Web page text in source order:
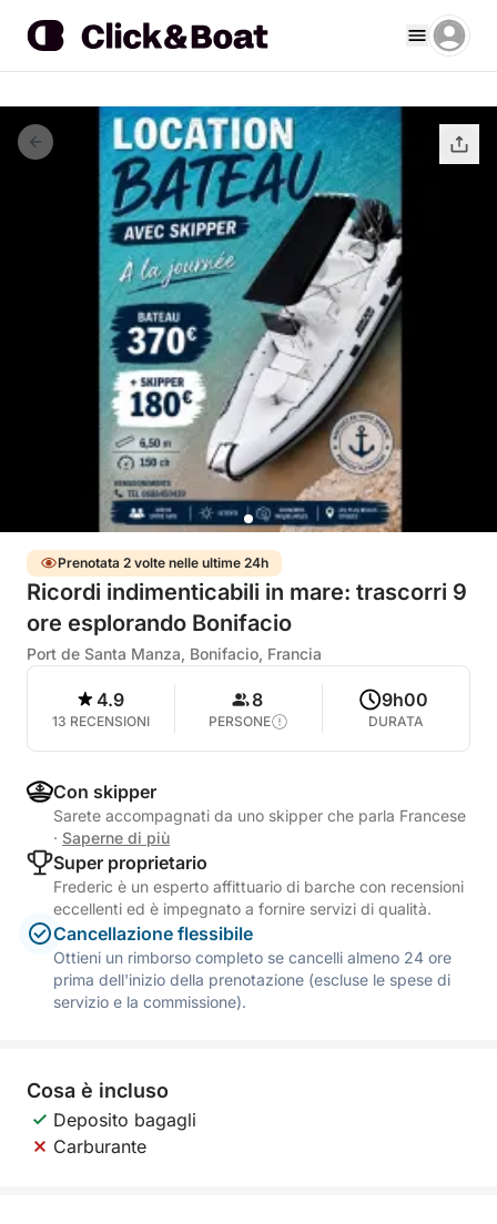
Prenotata 2 volte nelle ultime 24h
Ricordi indimenticabili in mare: trascorri 9
ore esplorando Bonifacio
Port de Santa Manza, Bonifacio, Francia
4.9
13 RECENSIONI
8
PERSONE
9h00
DURATA
Con skipper
Sarete accompagnati da uno skipper che parla Francese
· Saperne di più
Super proprietario
Frederic è un esperto affittuario di barche con recensioni
eccellenti ed è impegnato a fornire servizi di qualità.
Cancellazione flessibile
Ottieni un rimborso completo se cancelli almeno 24 ore
prima dell'inizio della prenotazione (escluse le spese di
servizio e la commissione).
Cosa è incluso
Deposito bagagli
Carburante